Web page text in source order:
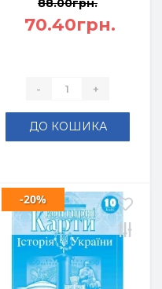
88.00грн.
70.40грн.
- +
ДО КОШИКА
-20%